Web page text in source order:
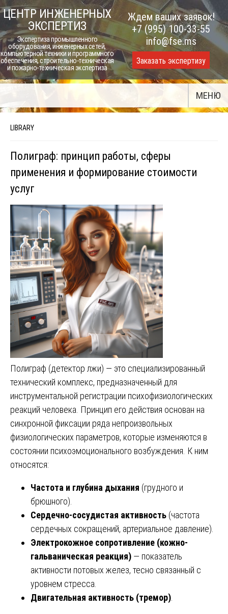
Skip
to
content
ЦЕНТР ИНЖЕНЕРНЫХ
ЭКСПЕРТИЗ
Экспертиза промышленного
оборудования, инженерных сетей,
компьютерной техники и программного
обеспечения, строительно-техническая
и пожарно-техническая экспертиза
Ждем ваших заявок!
+7 (995) 100-33-55
info@fse.ms
Заказать экспертизу
МЕНЮ
LIBRARY
Полиграф: принцип работы, сферы
применения и формирование стоимости
услуг
Полиграф (детектор лжи) — это специализированный
технический комплекс, предназначенный для
инструментальной регистрации психофизиологических
реакций человека. Принцип его действия основан на
синхронной фиксации ряда непроизвольных
физиологических параметров, которые изменяются в
состоянии психоэмоционального возбуждения. К ним
относятся:
Частота и глубина дыхания (грудного и
брюшного).
Сердечно-сосудистая активность (частота
сердечных сокращений, артериальное давление).
Электрокожное сопротивление (кожно-
гальваническая реакция) — показатель
активности потовых желез, тесно связанный с
уровнем стресса.
Двигательная активность (тремор)